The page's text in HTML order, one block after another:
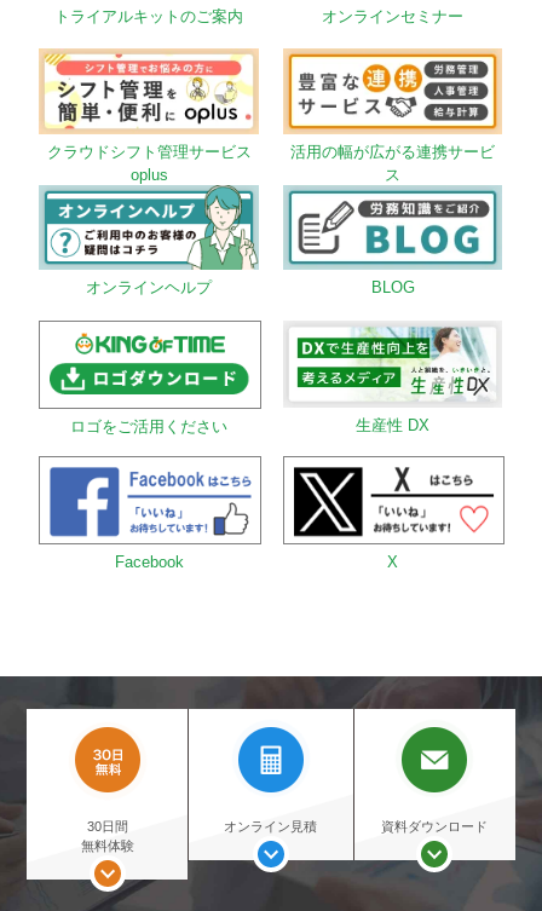
トライアルキットのご案内 オンラインセミナー
クラウドシフト管理サービス
oplus
活用の幅が広がる連携サービ
ス
オンラインヘルプ BLOG
ロゴをご活用ください 生産性 DX
Facebook X
30日間
無料体験
オンライン見積 資料ダウンロード